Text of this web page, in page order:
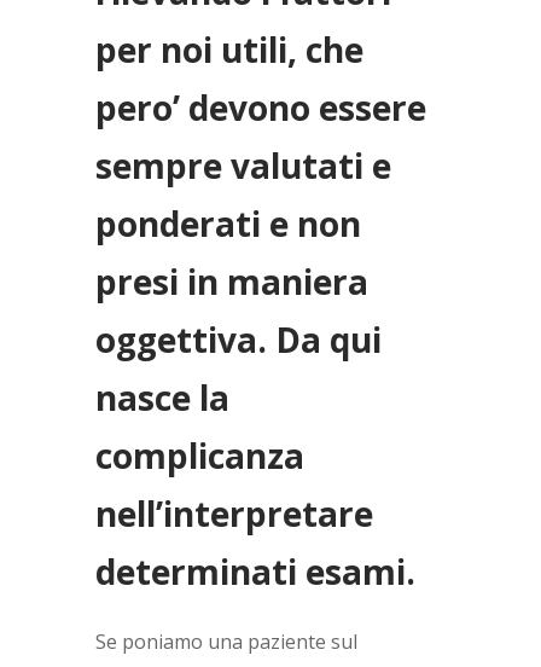
per noi utili, che
pero’ devono essere
sempre valutati e
ponderati e non
presi in maniera
oggettiva. Da qui
nasce la
complicanza
nell’interpretare
determinati esami.
Se poniamo una paziente sul